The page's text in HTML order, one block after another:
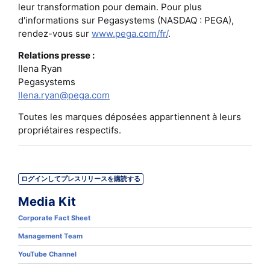
leur transformation pour demain. Pour plus
d'informations sur Pegasystems (NASDAQ : PEGA),
rendez-vous sur www.pega.com/fr/.
Relations presse :
Ilena Ryan
Pegasystems
Ilena.ryan@pega.com
Toutes les marques déposées appartiennent à leurs
propriétaires respectifs.
ログインしてプレスリリースを購読する
Media Kit
Corporate Fact Sheet
Management Team
YouTube Channel